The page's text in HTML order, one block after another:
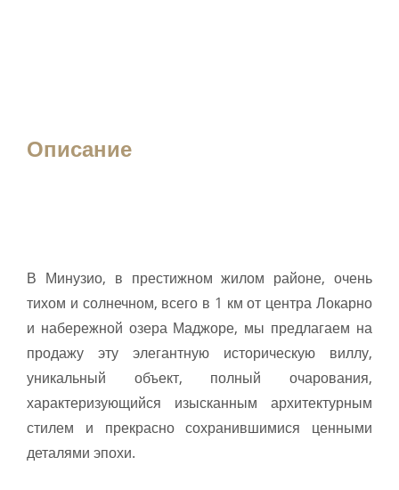
Описание
В Минузио, в престижном жилом районе, очень
тихом и солнечном, всего в 1 км от центра Локарно
и набережной озера Маджоре, мы предлагаем на
продажу эту элегантную историческую виллу,
уникальный объект, полный очарования,
характеризующийся изысканным архитектурным
стилем и прекрасно сохранившимися ценными
деталями эпохи.